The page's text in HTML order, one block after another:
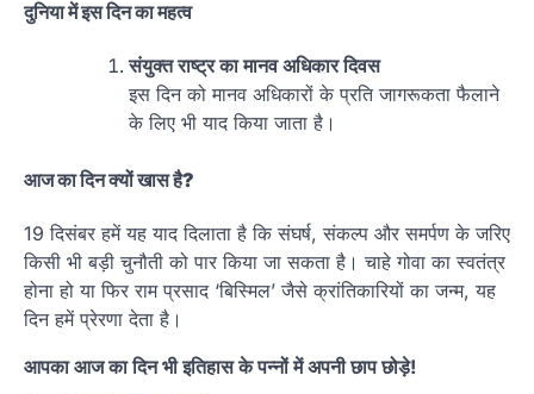
दुनिया में इस दिन का महत्व
संयुक्त राष्ट्र का मानव अधिकार दिवस
इस दिन को मानव अधिकारों के प्रति जागरूकता फैलाने
के लिए भी याद किया जाता है।
आज का दिन क्यों खास है?
19 दिसंबर हमें यह याद दिलाता है कि संघर्ष, संकल्प और समर्पण के जरिए
किसी भी बड़ी चुनौती को पार किया जा सकता है। चाहे गोवा का स्वतंत्र
होना हो या फिर राम प्रसाद ‘बिस्मिल’ जैसे क्रांतिकारियों का जन्म, यह
दिन हमें प्रेरणा देता है।
आपका आज का दिन भी इतिहास के पन्नों में अपनी छाप छोड़े!